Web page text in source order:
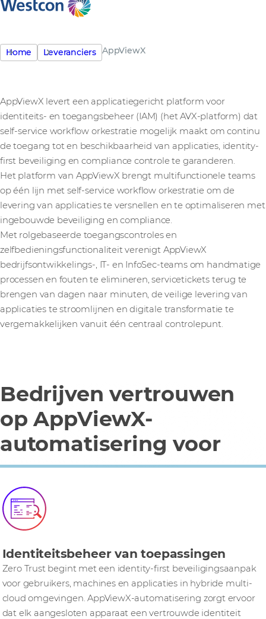
Home Leveranciers AppViewX
AppViewX levert een applicatiegericht platform voor
identiteits- en toegangsbeheer (IAM) (het AVX-platform) dat
self-service workflow orkestratie mogelijk maakt om continu
de toegang tot en beschikbaarheid van applicaties, identity-
first beveiliging en compliance controle te garanderen.
Het platform van AppViewX brengt multifunctionele teams
op één lijn met self-service workflow orkestratie om de
levering van applicaties te versnellen en te optimaliseren met
ingebouwde beveiliging en compliance.
Met rolgebaseerde toegangscontroles en
zelfbedieningsfunctionaliteit verenigt AppViewX
bedrijfsontwikkelings-, IT- en InfoSec-teams om handmatige
processen en fouten te elimineren, servicetickets terug te
brengen van dagen naar minuten, de veilige levering van
applicaties te stroomlijnen en digitale transformatie te
vergemakkelijken vanuit één centraal controlepunt.
Bedrijven vertrouwen
op AppViewX-
automatisering voor
Identiteitsbeheer van toepassingen
Zero Trust begint met een identity-first beveiligingsaanpak
voor gebruikers, machines en applicaties in hybride multi-
cloud omgevingen. AppViewX-automatisering zorgt ervoor
dat elk aangesloten apparaat een vertrouwde identiteit